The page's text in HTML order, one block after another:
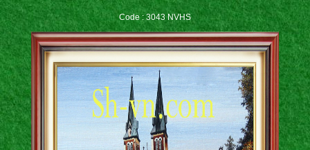
Code : 3043 NVHS